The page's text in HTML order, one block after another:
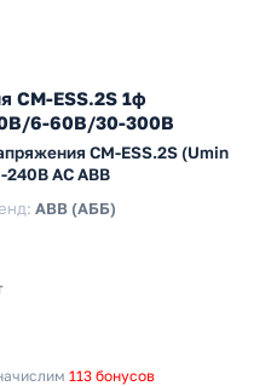
CM-ESS.2S 1ф
6-60В/30-300В
CM-ESS.2S (Umin
AC ABB
ABB (АББ)
113 бонусов